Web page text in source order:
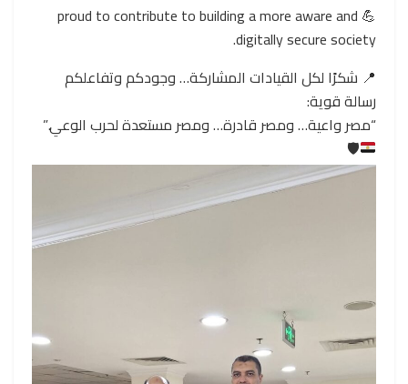
💪 proud to contribute to building a more aware and
digitally secure society.
📍 شكرًا لكل القيادات المشاركة… وجودكم وتفاعلكم
رسالة قوية:
“مصر واعية… ومصر قادرة… ومصر مستعدة لحرب الوعي.”
🛡️